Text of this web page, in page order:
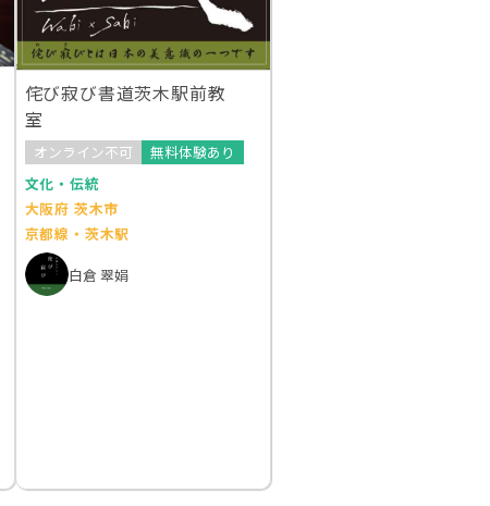
侘び寂び書道茨木駅前教
室
オンライン不可
無料体験あり
文化・伝統
大阪府 茨木市
京都線・茨木駅
白倉 翠娟